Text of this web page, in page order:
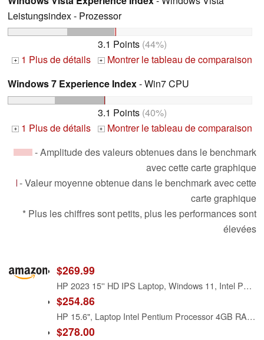
Leistungsindex - Prozessor
3.1 Points(44%)
+ 1 Plus de détails + Montrer le tableau de comparaison
Windows 7 Experience Index- Win7 CPU
3.1 Points(40%)
+ 1 Plus de détails + Montrer le tableau de comparaison
- Amplitude des valeurs obtenues dans le benchmark
avec cette carte graphique
- Valeur moyenne obtenue dans le benchmark avec cette
carte graphique
* Plus les chiffres sont petits, plus les performances sont
élevées
$269.99
HP 2023 15'' HD IPS Laptop, Windows 11, Intel Pentium 4-Core Processor Up to 2.70GHz, 8GB RAM, 128GB SSD, HDMI, Super-Fast 6th Gen WiFi, Dale Red (Renewed)
$254.86
HP 15.6", Laptop Intel Pentium Processor 4GB RAM, 128GB UFS, Scarlet Red, Windows 11, 15-fd0083wm (Renewed)
$278.00